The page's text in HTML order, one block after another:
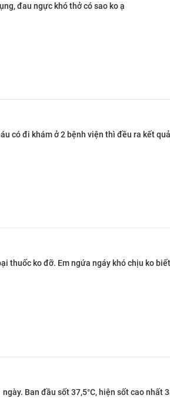
đau ngực khó thở có sao ko ạ
có đi khám ở 2 bệnh viện thì đều ra kết
thuốc ko đỡ. Em ngứa ngáy khó chịu ko
Ban đầu sốt 37,5°C, hiện sốt cao nhất